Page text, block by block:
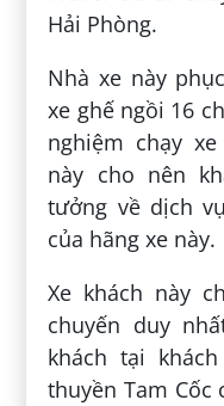
Hải Phòng.
Nhà xe này
xe ghế ngồi 16
nghiệm chạy
này cho nên
tưởng về dịch
của hãng xe này.
Xe khách này
chuyến duy
khách tại
thuyền Tam Cốc